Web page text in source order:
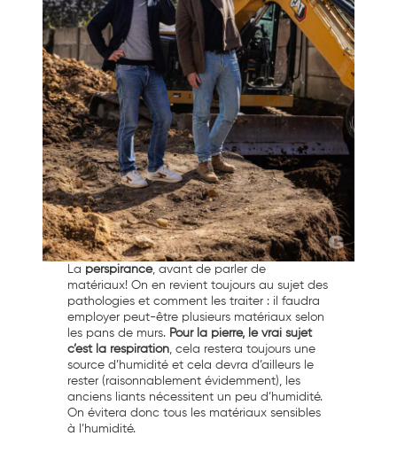
La perspirance, avant de parler de
matériaux! On en revient toujours au sujet des
pathologies et comment les traiter : il faudra
employer peut-être plusieurs matériaux selon
les pans de murs. Pour la pierre, le vrai sujet
c’est la respiration , cela restera toujours une
source d’humidité et cela devra d’ailleurs le
rester (raisonnablement évidemment), les
anciens liants nécessitent un peu d’humidité.
On évitera donc tous les matériaux sensibles
à l’humidité.